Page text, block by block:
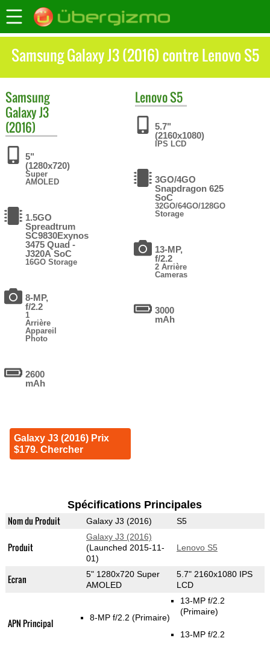
Samsung Galaxy J3 (2016) contre Lenovo S5
Samsung
Galaxy J3
(2016)
5"
(1280x720)
Super
AMOLED
1.5GO
Spreadtrum
SC9830Exynos
3475 Quad -
J320A SoC
16GO Storage
8-MP,
f/2.2
1
Arrière
Appareil
Photo
2600
mAh
Galaxy J3 (2016) Prix
$179. Chercher
LenovoS5
5.7"
(2160x1080)
IPS LCD
3GO/4GO
Snapdragon 625
SoC
32GO/64GO/128GO
Storage
13-MP,
f/2.2
2 Arrière
Cameras
3000
mAh
Spécifications Principales
Nom du Produit Galaxy J3 (2016) S5
Produit
Galaxy J3 (2016)
(Launched 2015-11-
01)
Lenovo S5
Ecran
5" 1280x720 Super
AMOLED
5.7" 2160x1080 IPS
LCD
APN Principal 8-MP f/2.2 (Primaire)
13-MP f/2.2
(Primaire)
13-MP f/2.2